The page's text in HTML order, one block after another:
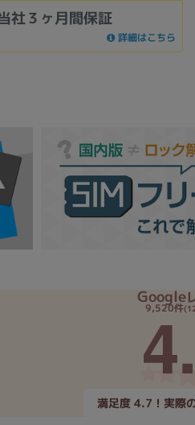
社３ヶ月間保証
詳細はこちら
Google
9,520件
満足度 4.7！実際